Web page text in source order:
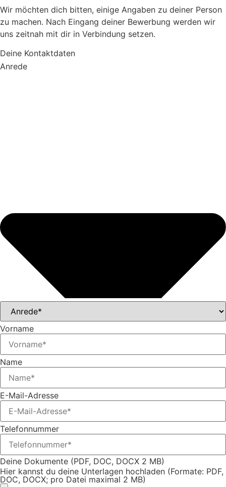
Wir möchten dich bitten, einige Angaben zu deiner Person
zu machen. Nach Eingang deiner Bewerbung werden wir
uns zeitnah mit dir in Verbindung setzen.
Deine Kontaktdaten
Anrede
Vorname
Name
E-Mail-Adresse
Telefonnummer
Deine Dokumente (PDF, DOC, DOCX 2 MB)
Hier kannst du deine Unterlagen hochladen (Formate: PDF,
DOC, DOCX; pro Datei maximal 2 MB)